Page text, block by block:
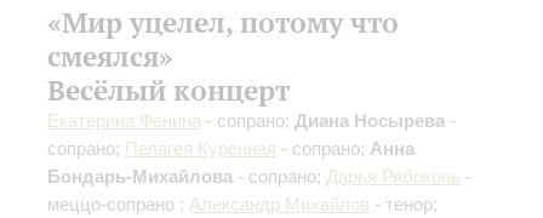
«Мир уцелел, потому что
смеялся»
Весёлый концерт
Екатерина Фенина - сопрано; Диана Носырева -
сопрано; Пелагея Куренная - сопрано; Анна
Бондарь-Михайлова - сопрано; Дарья Рябоконь -
меццо-сопрано ; Александр Михайлов - тенор;